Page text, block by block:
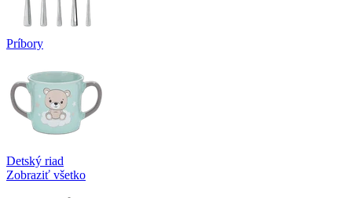
Príbory
Detský riad
Zobraziť všetko